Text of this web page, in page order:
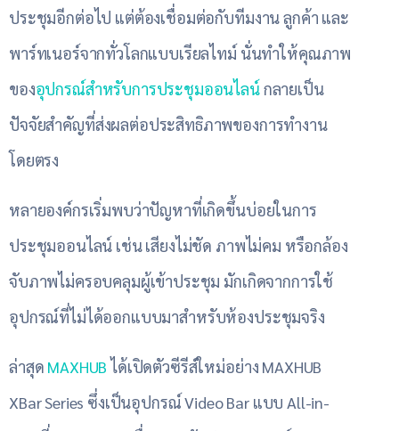
ประชุมอีกต่อไป แต่ต้องเชื่อมต่อกับทีมงาน ลูกค้า และ
พาร์ทเนอร์จากทั่วโลกแบบเรียลไทม์ นั่นทำให้คุณภาพ
ของอุปกรณ์สำหรับการประชุมออนไลน์กลายเป็น
ปัจจัยสำคัญที่ส่งผลต่อประสิทธิภาพของการทำงาน
โดยตรง
หลายองค์กรเริ่มพบว่าปัญหาที่เกิดขึ้นบ่อยในการ
ประชุมออนไลน์ เช่น เสียงไม่ชัด ภาพไม่คม หรือกล้อง
จับภาพไม่ครอบคลุมผู้เข้าประชุม มักเกิดจากการใช้
อุปกรณ์ที่ไม่ได้ออกแบบมาสำหรับห้องประชุมจริง
ล่าสุด MAXHUB ได้เปิดตัวซีรีส์ใหม่อย่าง MAXHUB
XBar Series ซึ่งเป็นอุปกรณ์ Video Bar แบบ All-in-